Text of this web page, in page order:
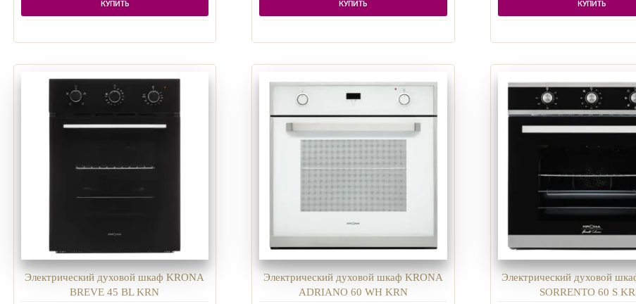
КУПИТЬ КУПИТЬ КУПИТЬ
Электрический духовой шкаф KRONA
BREVE 45 BL KRN
Электрический духовой шкаф KRONA
ADRIANO 60 WH KRN
Электрический духовой
SORRENTO 60 S